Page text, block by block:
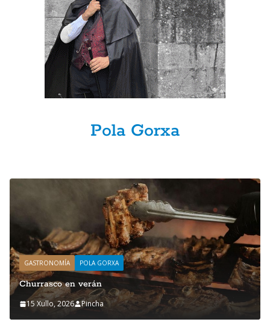
Pola Gorxa
GASTRONOMÍA POLA GORXA
Churrasco en verán
15 Xullo, 2026 Pincha